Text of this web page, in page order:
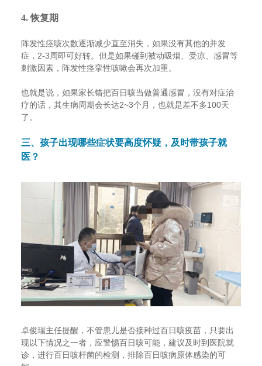
4. 恢复期
阵发性痉咳次数逐渐减少直至消失，如果没有其他的并发
症，2-3周即可好转。但是如果碰到被动吸烟、受凉、感冒等
刺激因素，阵发性痉挛性咳嗽会再次加重。
也就是说，如果家长错把百日咳当做普通感冒，没有对症治
疗的话，其生病周期会长达2~3个月，也就是差不多100天
了。
三、孩子出现哪些症状要高度怀疑，及时带孩子就
医？
卓俊瑞主任提醒，不管患儿是否接种过百日咳疫苗，只要出
现以下情况之一者，应警惕百日咳可能，建议及时到医院就
诊，进行百日咳杆菌的检测，排除百日咳病原体感染的可